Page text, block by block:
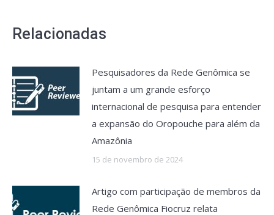
Relacionadas
Pesquisadores da Rede Genômica se
juntam a um grande esforço
internacional de pesquisa para entender
a expansão do Oropouche para além da
Amazônia
15 de novembro de 2024
Artigo com participação de membros da
Rede Genômica Fiocruz relata